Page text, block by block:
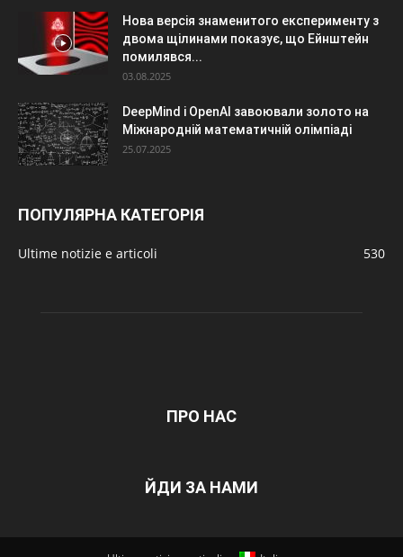
Нова версія знаменитого експерименту з
двома щілинами показує, що Ейнштейн
помилявся...
03.08.2025
DeepMind і OpenAI завоювали золото на
Міжнародній математичній олімпіаді
25.07.2025
ПОПУЛЯРНА КАТЕГОРІЯ
Ultime notizie e articoli 530
ПРО НАС
ЙДИ ЗА НАМИ